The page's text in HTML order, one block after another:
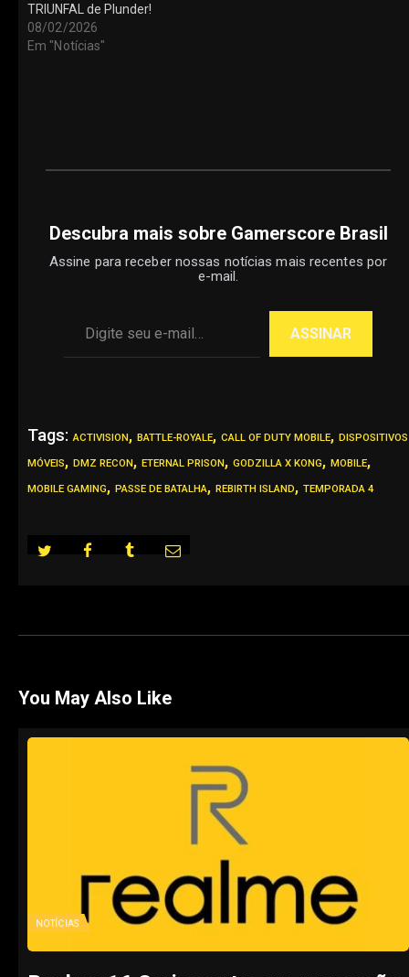
TRIUNFAL de Plunder!
08/02/2026
Em "Notícias"
Descubra mais sobre Gamerscore Brasil
Assine para receber nossas notícias mais recentes por
e-mail.
ASSINAR
Tags: ACTIVISION, BATTLE-ROYALE, CALL OF DUTY MOBILE, DISPOSITIVOS
MÓVEIS, DMZ RECON, ETERNAL PRISON, GODZILLA X KONG, MOBILE,
MOBILE GAMING, PASSE DE BATALHA, REBIRTH ISLAND, TEMPORADA 4
You May Also Like
NOTÍCIAS